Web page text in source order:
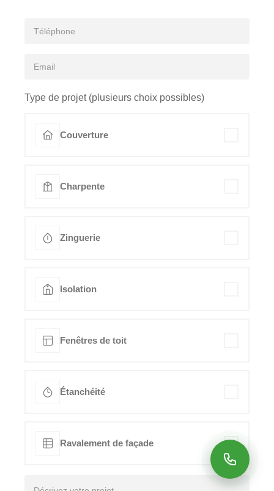
Type de projet (plusieurs choix possibles)
Couverture
Charpente
Zinguerie
Isolation
Fenêtres de toit
Étanchéité
Ravalement de façade